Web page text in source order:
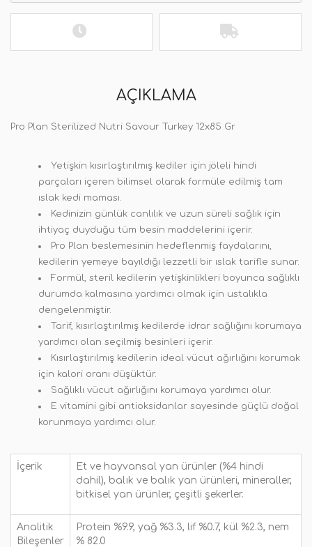
AÇIKLAMA
Pro Plan Sterilized Nutri Savour Turkey 12x85 Gr
Yetişkin kısırlaştırılmış kediler için jöleli hindi
parçaları içeren bilimsel olarak formüle edilmiş tam
ıslak kedi maması.
Kedinizin günlük canlılık ve uzun süreli sağlık için
ihtiyaç duyduğu tüm besin maddelerini içerir.
Pro Plan beslemesinin hedeflenmiş faydalarını,
kedilerin yemeye bayıldığı lezzetli bir ıslak tarifle sunar.
Formül, steril kedilerin yetişkinlikleri boyunca sağlıklı
durumda kalmasına yardımcı olmak için ustalıkla
dengelenmiştir.
Tarif, kısırlaştırılmış kedilerde idrar sağlığını korumaya
yardımcı olan seçilmiş besinleri içerir.
Kısırlaştırılmış kedilerin ideal vücut ağırlığını korumak
için kalori oranı düşüktür.
Sağlıklı vücut ağırlığını korumaya yardımcı olur.
E vitamini gibi antioksidanlar sayesinde güçlü doğal
korunmaya yardımcı olur.
İçerik
Et ve hayvansal yan ürünler (%4 hindi
dahil), balık ve balık yan ürünleri, mineraller,
bitkisel yan ürünler, çeşitli şekerler.
Analitik
Bileşenler
Protein %9.9, yağ %3.3, lif %0.7, kül %2.3, nem
% 82.0